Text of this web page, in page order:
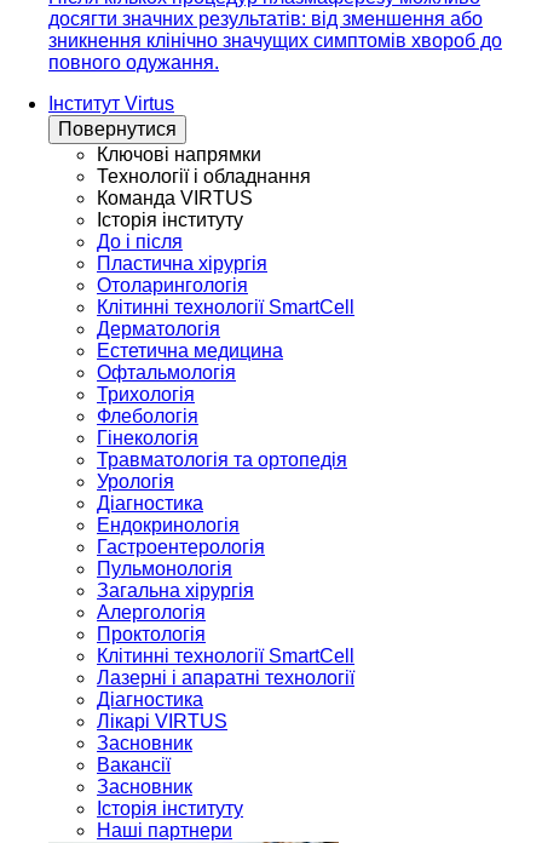
досягти значних результатів: від зменшення або
зникнення клінічно значущих симптомів хвороб до
повного одужання.
Інститут Virtus
Повернутися
Ключові напрямки
Технології і обладнання
Команда VIRTUS
Історія інституту
До і після
Пластична хірургія
Отоларингологія
Клітинні технології SmartCell
Дерматологія
Естетична медицина
Офтальмологія
Трихологія
Флебологія
Гінекологія
Травматологія та ортопедія
Урологія
Діагностика
Ендокринологія
Гастроентерологія
Пульмонологія
Загальна хірургія
Алергологія
Проктологія
Клітинні технології SmartCell
Лазерні і апаратні технології
Діагностика
Лікарі VIRTUS
Засновник
Вакансії
Засновник
Історія інституту
Наші партнери